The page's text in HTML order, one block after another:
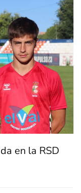
en la RSD